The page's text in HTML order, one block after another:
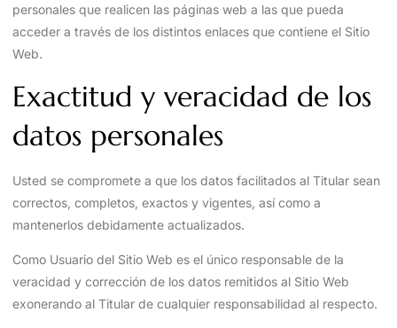
personales que realicen las páginas web a las que pueda
acceder a través de los distintos enlaces que contiene el Sitio
Web.
Exactitud y veracidad de los
datos personales
Usted se compromete a que los datos facilitados al Titular sean
correctos, completos, exactos y vigentes, así como a
mantenerlos debidamente actualizados.
Como Usuario del Sitio Web es el único responsable de la
veracidad y corrección de los datos remitidos al Sitio Web
exonerando al Titular de cualquier responsabilidad al respecto.